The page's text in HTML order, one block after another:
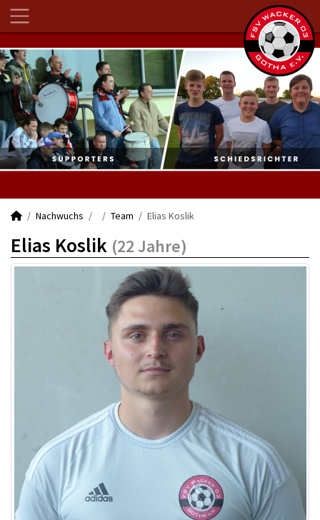
Nachwuchs Team Elias Koslik
Elias Koslik (22 Jahre)